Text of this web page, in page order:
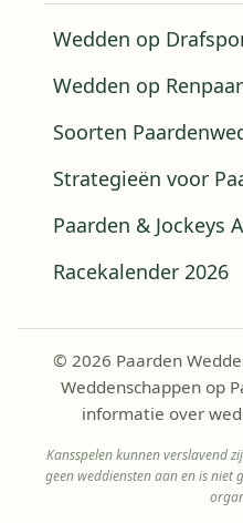
Wedden op
Wedden op
Soorten
Strategieën voor
Paarden & Jockeys
Racekalender 2026
© 2026 Paarden
Weddenschappen op
informatie over
Kansspelen kunnen verslavend
geen weddiensten aan en is niet